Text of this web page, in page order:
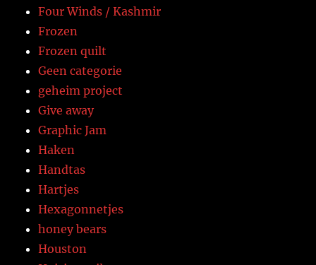
Four Winds / Kashmir
Frozen
Frozen quilt
Geen categorie
geheim project
Give away
Graphic Jam
Haken
Handtas
Hartjes
Hexagonnetjes
honey bears
Houston